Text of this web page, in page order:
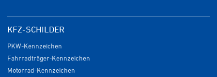
KFZ-SCHILDER
PKW-Kennzeichen
Fahrradträger-Kennzeichen
Motorrad-Kennzeichen